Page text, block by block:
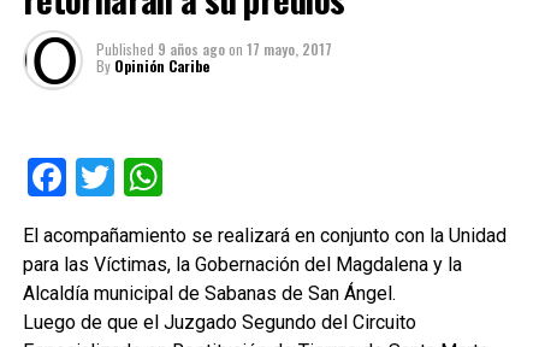
Published 9 años agoon 17 mayo, 2017
By Opinión Caribe
Facebook
TwitterWhatsApp
El acompañamiento se realizará en conjunto con la Unidad
para las Víctimas, la Gobernación del Magdalena y la
Alcaldía municipal de Sabanas de San Ángel.
Luego de que el Juzgado Segundo del Circuito